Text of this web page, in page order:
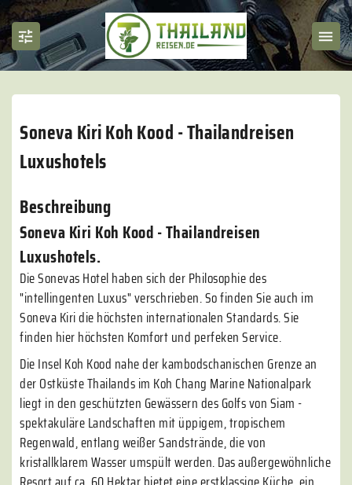
Soneva Kiri Koh Kood - Thailandreisen
Luxushotels
Beschreibung
Soneva Kiri Koh Kood - Thailandreisen
Luxushotels.
Die Sonevas Hotel haben sich der Philosophie des
"intellingenten Luxus" verschrieben. So finden Sie auch im
Soneva Kiri die höchsten internationalen Standards. Sie
finden hier höchsten Komfort und perfeken Service.
Die Insel Koh Kood nahe der kambodschanischen Grenze an
der Ostküste Thailands im Koh Chang Marine Nationalpark
liegt in den geschützten Gewässern des Golfs von Siam -
spektakuläre Landschaften mit üppigem, tropischem
Regenwald, entlang weißer Sandstrände, die von
kristallklarem Wasser umspült werden. Das außergewöhnliche